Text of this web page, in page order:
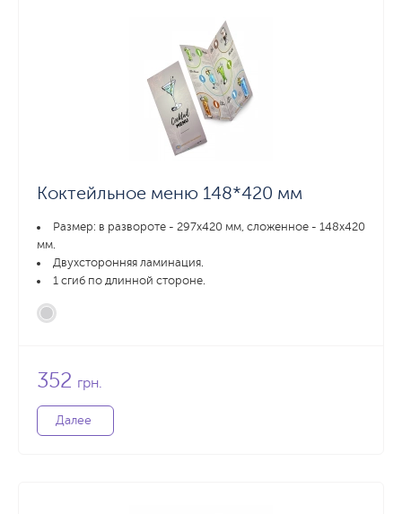
Коктейльное меню 148*420 мм
Размер: в развороте - 297х420 мм, сложенное - 148х420
мм.
Двухсторонняя ламинация.
1 сгиб по длинной стороне.
352 грн.
Далее